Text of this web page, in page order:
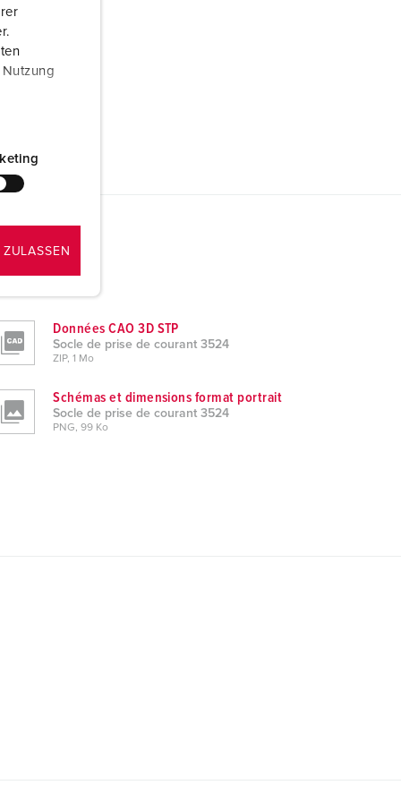
Données CAO 3D STP
Socle de prise de courant 3524
ZIP, 1 Mo
Schémas et dimensions format portrait
Socle de prise de courant 3524
PNG, 99 Ko